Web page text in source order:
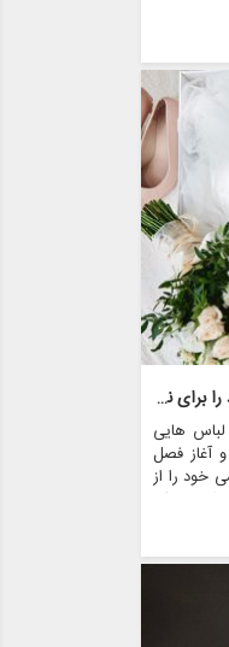
یک
بسیار
مقاله،
عروس، با
بحث قرار
مراقبت و نگهداری از لباس عروس: چگونه لباس خود را برای نسل ها حفظ کنید
هایی
آغاز فصل
خود را از
یا یک
از